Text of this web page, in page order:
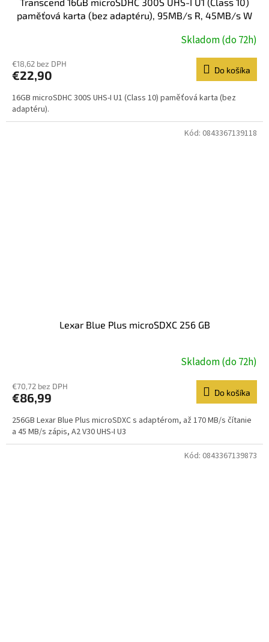
paměťová karta (bez adaptéru), 95MB/s R, 45MB/s W
Skladom (do 72h)
€18,62 bez DPH
€22,90 Do košíka
16GB microSDHC 300S UHS-I U1 (Class 10) paměťová karta (bez
adaptéru).
Lexar Blue Plus microSDXC 256 GB
Skladom (do 72h)
€70,72 bez DPH
€86,99 Do košíka
256GB Lexar Blue Plus microSDXC s adaptérom, až 170 MB/s čítanie
a 45 MB/s zápis, A2 V30 UHS-I U3
Kód: 0843367139118
Kód: 0843367139873